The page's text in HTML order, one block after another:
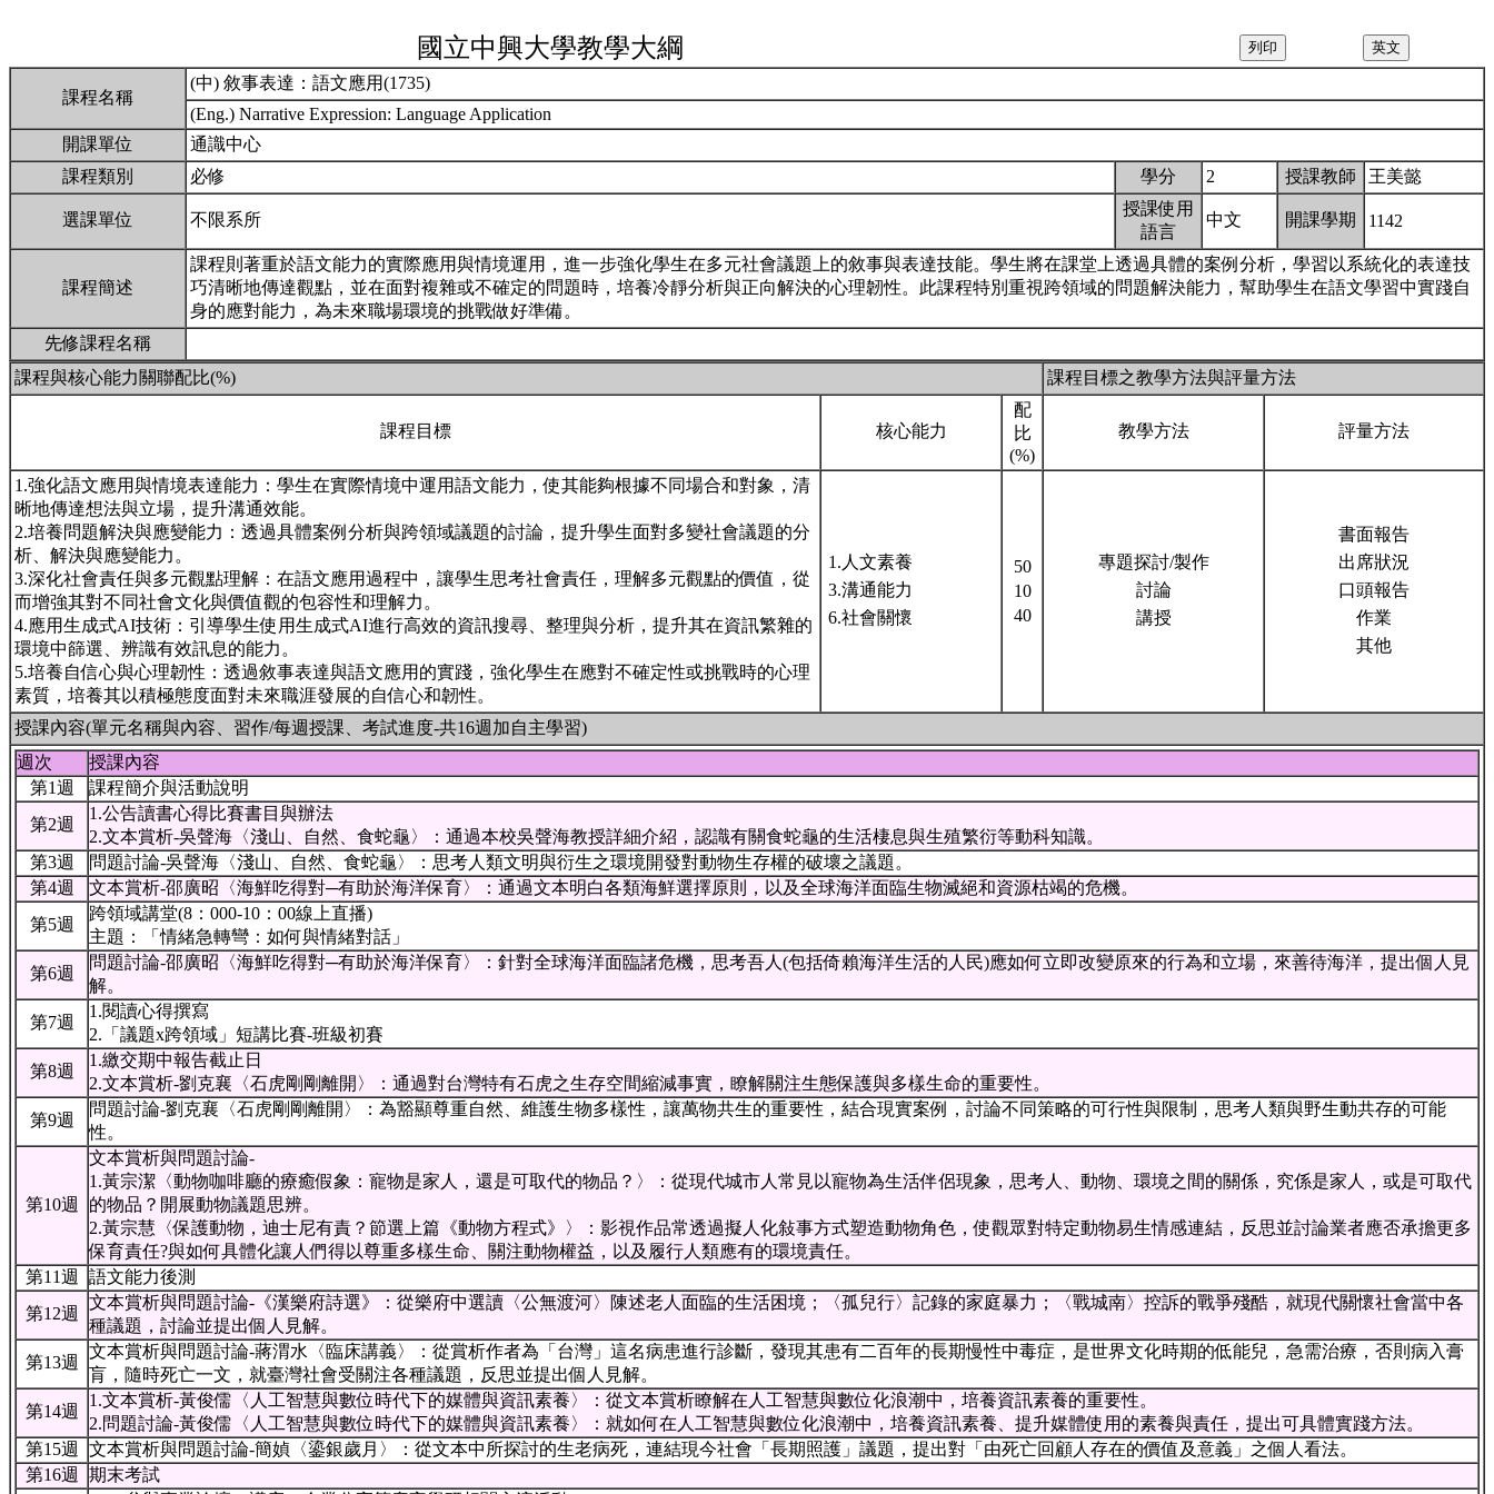
國立中興大學教學大綱
課程名稱
(中) 敘事表達：語文應用(1735)
(Eng.) Narrative Expression: Language Application
開課單位
通識中心
課程類別
必修 學分 2 授課教師 王美懿
選課單位 不限系所
授課使用
語言
中文 開課學期 1142
課程簡述
課程則著重於語文能力的實際應用與情境運用，進一步強化學生在多元社會議題上的敘事與表達技能。學生將在課堂上透過具體的案例分析，學習以系統化的表達技
巧清晰地傳達觀點，並在面對複雜或不確定的問題時，培養冷靜分析與正向解決的心理韌性。此課程特別重視跨領域的問題解決能力，幫助學生在語文學習中實踐自
身的應對能力，為未來職場環境的挑戰做好準備。
先修課程名稱
課程與核心能力關聯配比(%)
課程目標之教學方法與評量方法
課程目標 核心能力
配
比
(%)
教學方法 評量方法
1.強化語文應用與情境表達能力：學生在實際情境中運用語文能力，使其能夠根據不同場合和對象，清
晰地傳達想法與立場，提升溝通效能。
2.培養問題解決與應變能力：透過具體案例分析與跨領域議題的討論，提升學生面對多變社會議題的分
析、解決與應變能力。
3.深化社會責任與多元觀點理解：在語文應用過程中，讓學生思考社會責任，理解多元觀點的價值，從
而增強其對不同社會文化與價值觀的包容性和理解力。
4.應用生成式AI技術：引導學生使用生成式AI進行高效的資訊搜尋、整理與分析，提升其在資訊繁雜的
環境中篩選、辨識有效訊息的能力。
5.培養自信心與心理韌性：透過敘事表達與語文應用的實踐，強化學生在應對不確定性或挑戰時的心理
素質，培養其以積極態度面對未來職涯發展的自信心和韌性。
1.人文素養
3.溝通能力
6.社會關懷
50
10
40
專題探討/製作
討論
講授
書面報告
出席狀況
口頭報告
作業
其他
授課內容(單元名稱與內容、習作/每週授課、考試進度-共16週加自主學習)
週次
授課內容
第1週
課程簡介與活動說明
第2週
1.公告讀書心得比賽書目與辦法
2.文本賞析-吳聲海〈淺山、自然、食蛇龜〉：通過本校吳聲海教授詳細介紹，認識有關食蛇龜的生活棲息與生殖繁衍等動科知識。
第3週
問題討論-吳聲海〈淺山、自然、食蛇龜〉：思考人類文明與衍生之環境開發對動物生存權的破壞之議題。
第4週
文本賞析-邵廣昭〈海鮮吃得對─有助於海洋保育〉：通過文本明白各類海鮮選擇原則，以及全球海洋面臨生物滅絕和資源枯竭的危機。
第5週
跨領域講堂(8：000-10：00線上直播)
主題：「情緒急轉彎：如何與情緒對話」
第6週
問題討論-邵廣昭〈海鮮吃得對─有助於海洋保育〉：針對全球海洋面臨諸危機，思考吾人(包括倚賴海洋生活的人民)應如何立即改變原來的行為和立場，來善待海洋，提出個人見
解。
第7週
1.閱讀心得撰寫
2.「議題x跨領域」短講比賽-班級初賽
第8週
1.繳交期中報告截止日
2.文本賞析-劉克襄〈石虎剛剛離開〉：通過對台灣特有石虎之生存空間縮減事實，瞭解關注生態保護與多樣生命的重要性。
第9週
問題討論-劉克襄〈石虎剛剛離開〉：為豁顯尊重自然、維護生物多樣性，讓萬物共生的重要性，結合現實案例，討論不同策略的可行性與限制，思考人類與野生動共存的可能
性。
第10週
文本賞析與問題討論-
1.黃宗潔〈動物咖啡廳的療癒假象：寵物是家人，還是可取代的物品？〉：從現代城市人常見以寵物為生活伴侶現象，思考人、動物、環境之間的關係，究係是家人，或是可取代
的物品？開展動物議題思辨。
2.黃宗慧〈保護動物，迪士尼有責？節選上篇《動物方程式》〉：影視作品常透過擬人化敍事方式塑造動物角色，使觀眾對特定動物易生情感連結，反思並討論業者應否承擔更多
保育責任?與如何具體化讓人們得以尊重多樣生命、關注動物權益，以及履行人類應有的環境責任。
第11週
語文能力後測
第12週
文本賞析與問題討論-《漢樂府詩選》：從樂府中選讀〈公無渡河〉陳述老人面臨的生活困境；〈孤兒行〉記錄的家庭暴力；〈戰城南〉控訴的戰爭殘酷，就現代關懷社會當中各
種議題，討論並提出個人見解。
第13週
文本賞析與問題討論-蔣渭水〈臨床講義〉：從賞析作者為「台灣」這名病患進行診斷，發現其患有二百年的長期慢性中毒症，是世界文化時期的低能兒，急需治療，否則病入膏
肓，隨時死亡一文，就臺灣社會受關注各種議題，反思並提出個人見解。
第14週
1.文本賞析-黃俊儒〈人工智慧與數位時代下的媒體與資訊素養〉：從文本賞析瞭解在人工智慧與數位化浪潮中，培養資訊素養的重要性。
2.問題討論-黃俊儒〈人工智慧與數位時代下的媒體與資訊素養〉：就如何在人工智慧與數位化浪潮中，培養資訊素養、提升媒體使用的素養與責任，提出可具體實踐方法。
第15週
文本賞析與問題討論-簡媜〈鎏銀歲月〉：從文本中所探討的生老病死，連結現今社會「長期照護」議題，提出對「由死亡回顧人存在的價值及意義」之個人看法。
第16週
期末考試